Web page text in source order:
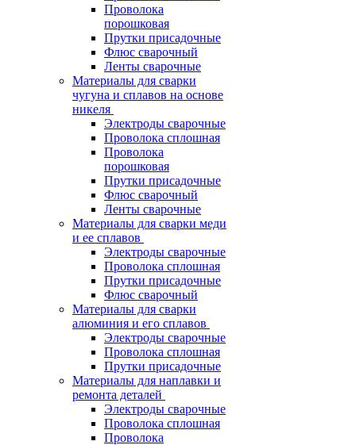
Проволока
порошковая
Прутки присадочные
Флюс сварочный
Ленты сварочные
Материалы для сварки
чугуна и сплавов на основе
никеля
Электроды сварочные
Проволока сплошная
Проволока
порошковая
Прутки присадочные
Флюс сварочный
Ленты сварочные
Материалы для сварки меди
и ее сплавов
Электроды сварочные
Проволока сплошная
Прутки присадочные
Флюс сварочный
Материалы для сварки
алюминия и его сплавов
Электроды сварочные
Проволока сплошная
Прутки присадочные
Материалы для наплавки и
ремонта деталей
Электроды сварочные
Проволока сплошная
Проволока